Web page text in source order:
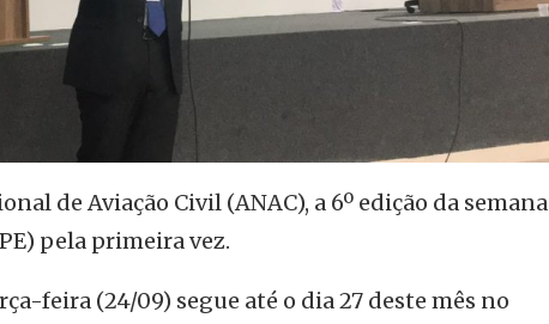
de Aviação Civil (ANAC), a 6º edição da semana
pela primeira vez.
feira (24/09) segue até o dia 27 deste mês no